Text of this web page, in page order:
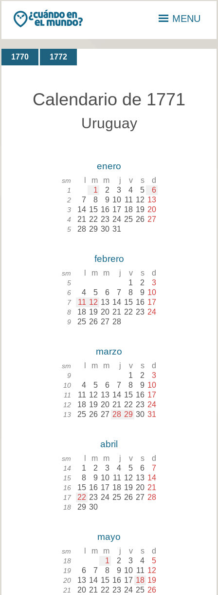
MENU
1770 1772
Calendario de 1771
Uruguay
enero
sm m m j v s d
1 1 2 3 4 5 6
2 7 8 9 10 11 12 13
3 14 15 16 17 18 19 20
4 21 22 23 24 25 26 27
5 28 29 30 31
febrero
sm m m j v s d
5 1 2 3
6 4 5 6 7 8 9 10
7 11 12 13 14 15 16 17
8 18 19 20 21 22 23 24
9 25 26 27 28
marzo
sm m m j v s d
9 1 2 3
10 4 5 6 7 8 9 10
11 11 12 13 14 15 16 17
12 18 19 20 21 22 23 24
13 25 26 27 28 29 30 31
abril
sm m m j v s d
14 1 2 3 4 5 6 7
15 8 9 10 11 12 13 14
16 15 16 17 18 19 20 21
17 22 23 24 25 26 27 28
18 29 30
mayo
sm m m j v s d
18 1 2 3 4 5
19 6 7 8 9 10 11 12
20 13 14 15 16 17 18 19
21 20 21 22 23 24 25 26